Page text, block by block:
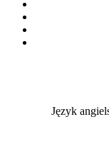
Język